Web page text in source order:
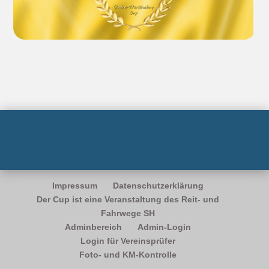
Impressum
Datenschutzerklärung
Der Cup ist eine Veranstaltung des Reit- und
Fahrwege SH
Adminbereich
Admin-Login
Login für Vereinsprüfer
Foto- und KM-Kontrolle